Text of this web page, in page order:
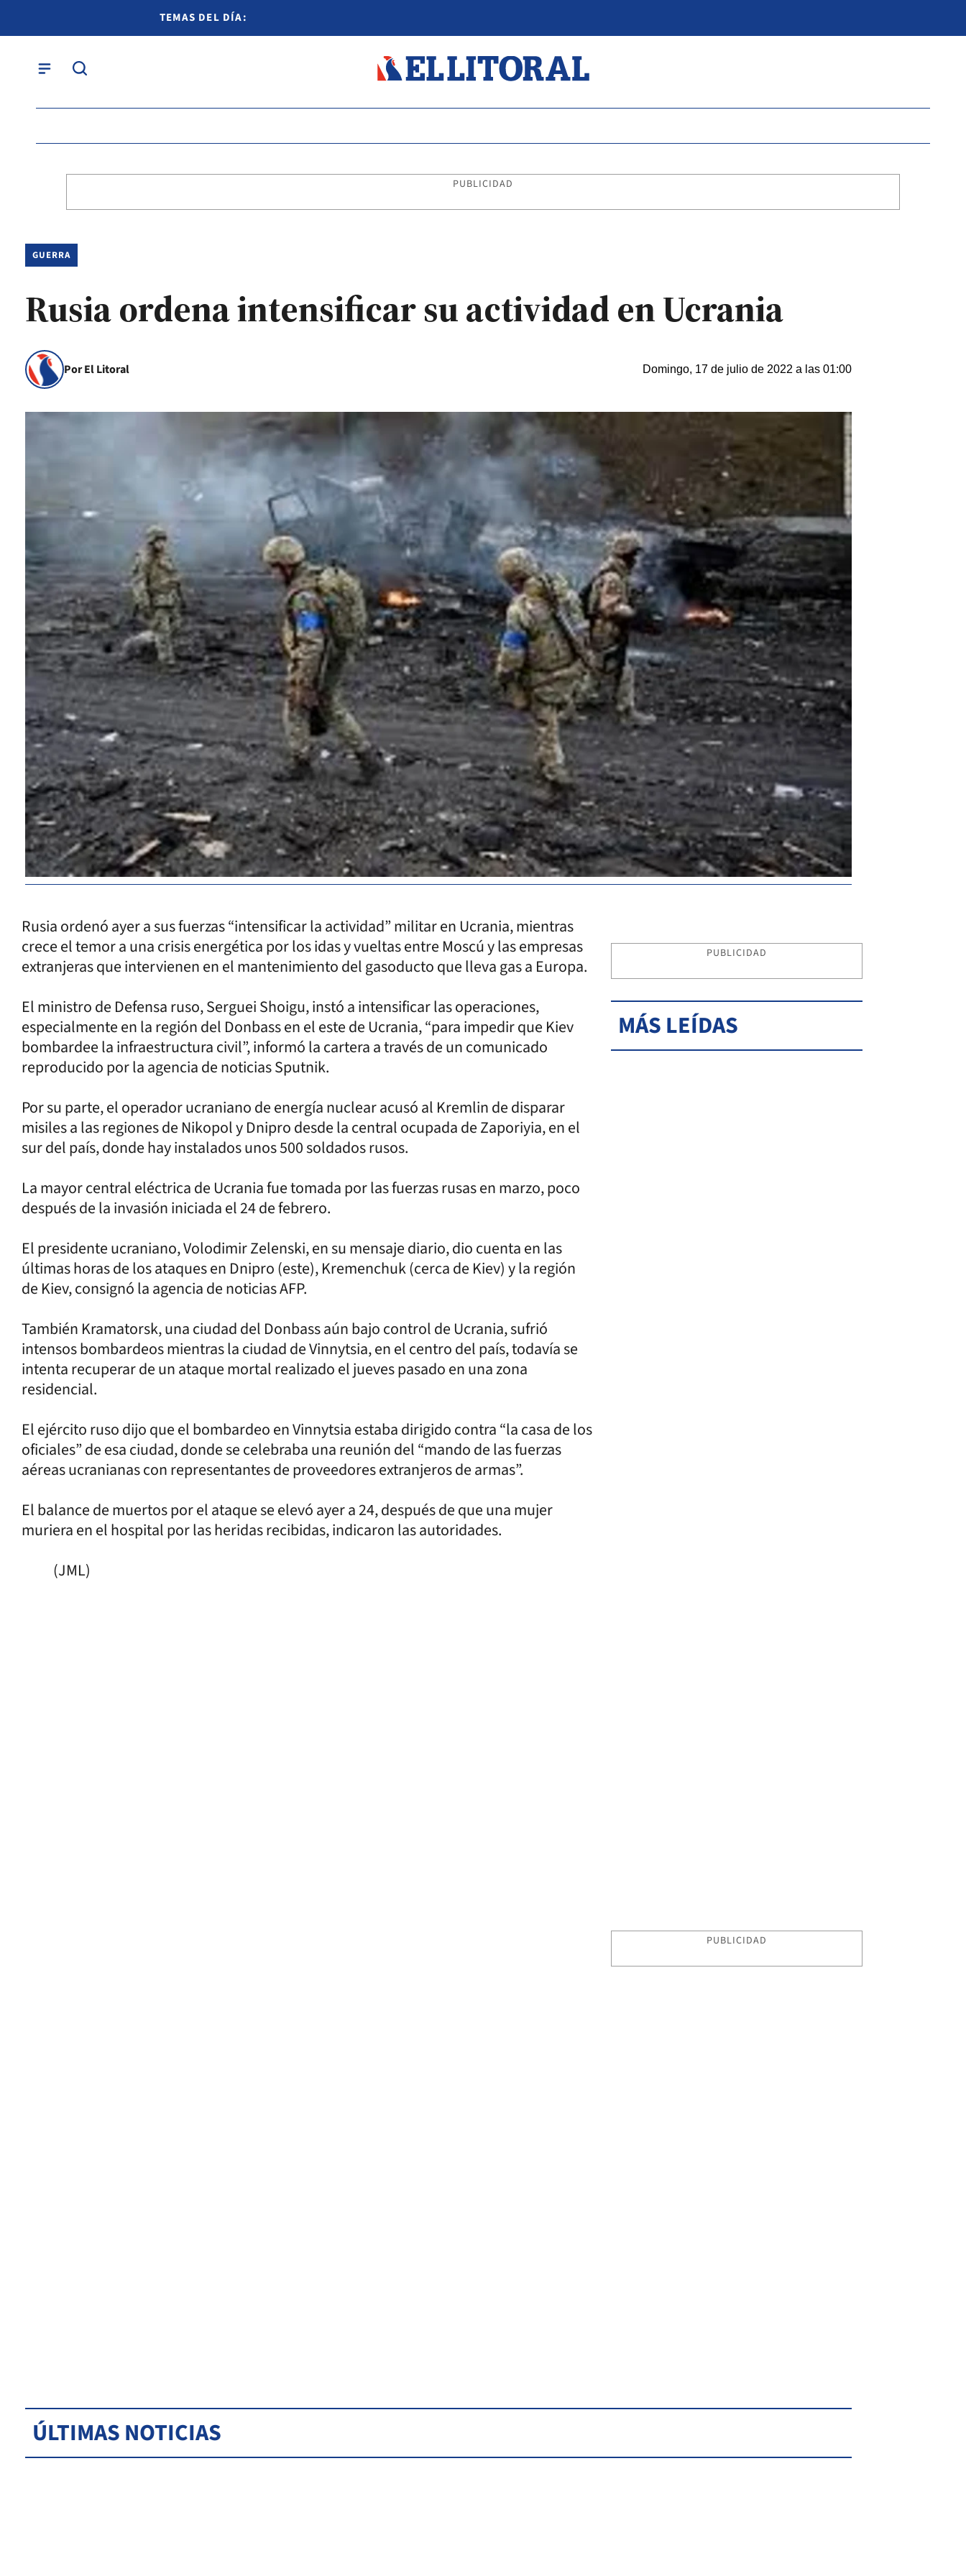
TEMAS DEL DÍA:
PUBLICIDAD
GUERRA
Rusia ordena intensificar su actividad en Ucrania
Por El Litoral Domingo, 17 de julio de 2022 a las 01:00
Rusia ordenó ayer a sus fuerzas “intensificar la actividad” militar en Ucrania, mientras
crece el temor a una crisis energética por los idas y vueltas entre Moscú y las empresas
extranjeras que intervienen en el mantenimiento del gasoducto que lleva gas a Europa.
El ministro de Defensa ruso, Serguei Shoigu, instó a intensificar las operaciones,
especialmente en la región del Donbass en el este de Ucrania, “para impedir que Kiev
bombardee la infraestructura civil”, informó la cartera a través de un comunicado
reproducido por la agencia de noticias Sputnik.
Por su parte, el operador ucraniano de energía nuclear acusó al Kremlin de disparar
misiles a las regiones de Nikopol y Dnipro desde la central ocupada de Zaporiyia, en el
sur del país, donde hay instalados unos 500 soldados rusos.
La mayor central eléctrica de Ucrania fue tomada por las fuerzas rusas en marzo, poco
después de la invasión iniciada el 24 de febrero.
El presidente ucraniano, Volodimir Zelenski, en su mensaje diario, dio cuenta en las
últimas horas de los ataques en Dnipro (este), Kremenchuk (cerca de Kiev) y la región
de Kiev, consignó la agencia de noticias AFP.
También Kramatorsk, una ciudad del Donbass aún bajo control de Ucrania, sufrió
intensos bombardeos mientras la ciudad de Vinnytsia, en el centro del país, todavía se
intenta recuperar de un ataque mortal realizado el jueves pasado en una zona
residencial.
El ejército ruso dijo que el bombardeo en Vinnytsia estaba dirigido contra “la casa de los
oficiales” de esa ciudad, donde se celebraba una reunión del “mando de las fuerzas
aéreas ucranianas con representantes de proveedores extranjeros de armas”.
El balance de muertos por el ataque se elevó ayer a 24, después de que una mujer
muriera en el hospital por las heridas recibidas, indicaron las autoridades.
(JML)
PUBLICIDAD
MÁS LEÍDAS
PUBLICIDAD
ÚLTIMAS NOTICIAS